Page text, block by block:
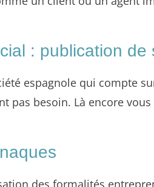
: publication de
espagnole qui compte
pas besoin. Là encore
des formalités